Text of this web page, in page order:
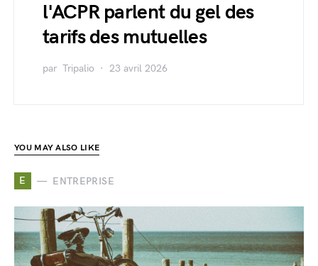
l'ACPR parlent du gel des
tarifs des mutuelles
par Tripalio 23 avril 2026
YOU MAY ALSO LIKE
E ENTREPRISE